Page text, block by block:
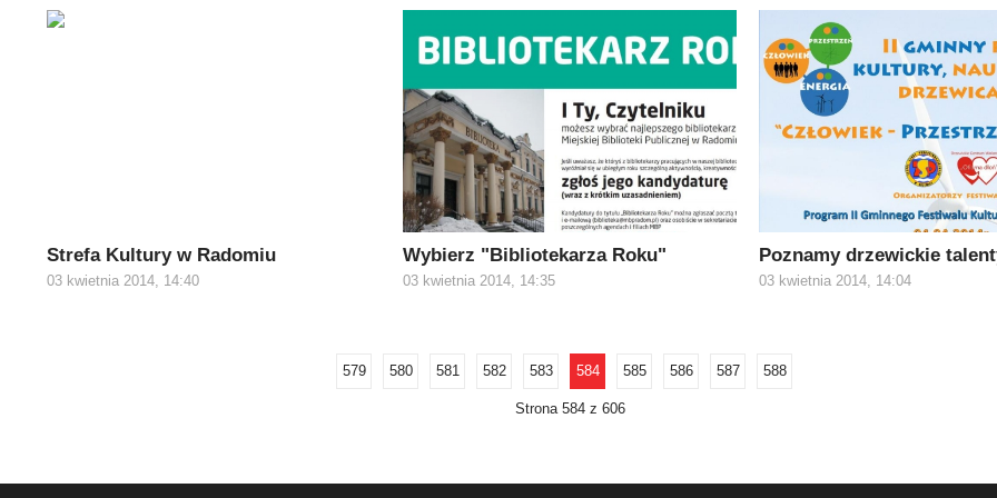
Strefa Kultury w Radomiu
03 kwietnia 2014, 14:40
Wybierz "Bibliotekarza Roku"
03 kwietnia 2014, 14:35
Poznamy drzewickie
03 kwietnia 2014, 14:04
579 580 581 582 583 584 585 586 587 588
Strona 584 z 606